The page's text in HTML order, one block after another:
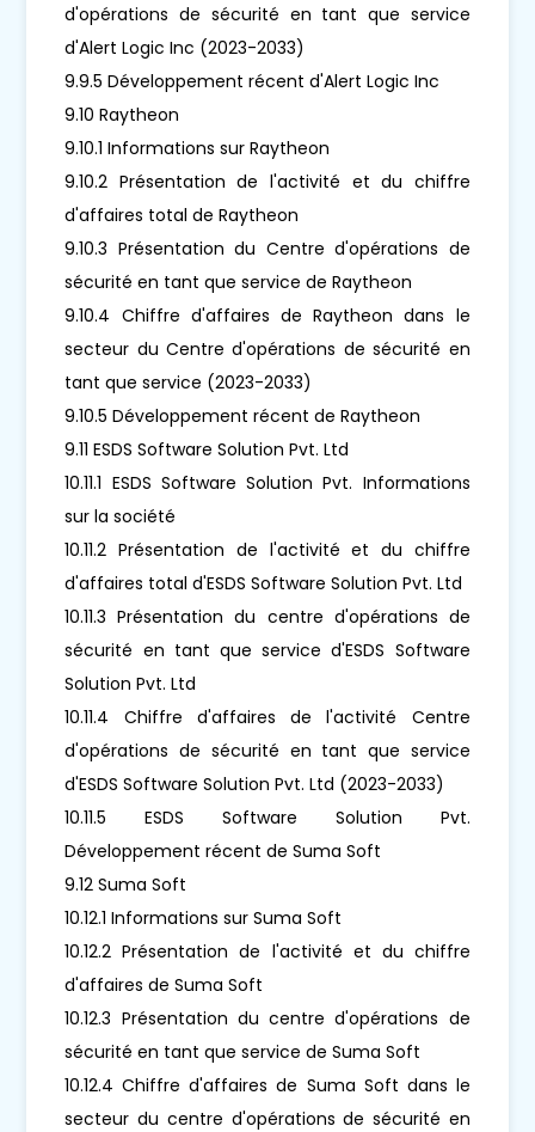
d'opérations de sécurité en tant que service
d'Alert Logic Inc (2023-2033)
9.9.5 Développement récent d'Alert Logic Inc
9.10 Raytheon
9.10.1 Informations sur Raytheon
9.10.2 Présentation de l'activité et du chiffre
d'affaires total de Raytheon
9.10.3 Présentation du Centre d'opérations de
sécurité en tant que service de Raytheon
9.10.4 Chiffre d'affaires de Raytheon dans le
secteur du Centre d'opérations de sécurité en
tant que service (2023-2033)
9.10.5 Développement récent de Raytheon
9.11 ESDS Software Solution Pvt. Ltd
10.11.1 ESDS Software Solution Pvt. Informations
sur la société
10.11.2 Présentation de l'activité et du chiffre
d'affaires total d'ESDS Software Solution Pvt. Ltd
10.11.3 Présentation du centre d'opérations de
sécurité en tant que service d'ESDS Software
Solution Pvt. Ltd
10.11.4 Chiffre d'affaires de l'activité Centre
d'opérations de sécurité en tant que service
d'ESDS Software Solution Pvt. Ltd (2023-2033)
10.11.5 ESDS Software Solution Pvt.
Développement récent de Suma Soft
9.12 Suma Soft
10.12.1 Informations sur Suma Soft
10.12.2 Présentation de l'activité et du chiffre
d'affaires de Suma Soft
10.12.3 Présentation du centre d'opérations de
sécurité en tant que service de Suma Soft
10.12.4 Chiffre d'affaires de Suma Soft dans le
secteur du centre d'opérations de sécurité en